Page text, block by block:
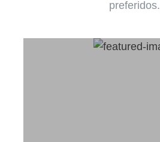
preferidos.